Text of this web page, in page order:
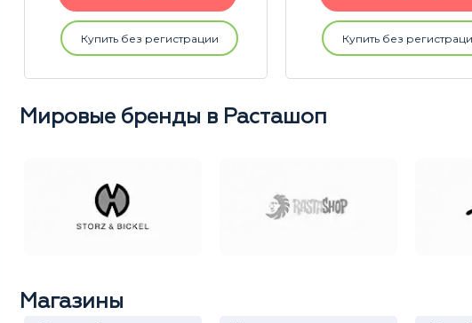
Купить без регистрации Купить без
Мировые бренды в Расташоп
Магазины